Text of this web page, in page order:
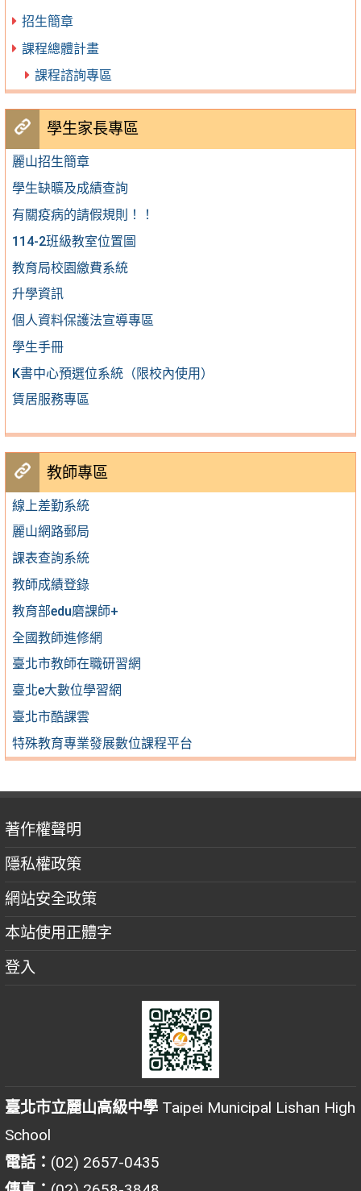
招生簡章
課程總體計畫
課程諮詢專區
學生家長專區
麗山招生簡章
學生缺曠及成績查詢
有關疫病的請假規則！！
114-2班級教室位置圖
教育局校園繳費系統
升學資訊
個人資料保護法宣導專區
學生手冊
K書中心預選位系統（限校內使用）
賃居服務專區
教師專區
線上差勤系統
麗山網路郵局
課表查詢系統
教師成績登錄
教育部edu磨課師+
全國教師進修網
臺北市教師在職研習網
臺北e大數位學習網
臺北市酷課雲
特殊教育專業發展數位課程平台
著作權聲明
隱私權政策
網站安全政策
本站使用正體字
登入
臺北市立麗山高級中學 Taipei Municipal Lishan High
School
電話： (02) 2657-0435